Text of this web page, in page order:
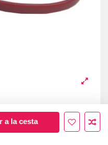
a la cesta